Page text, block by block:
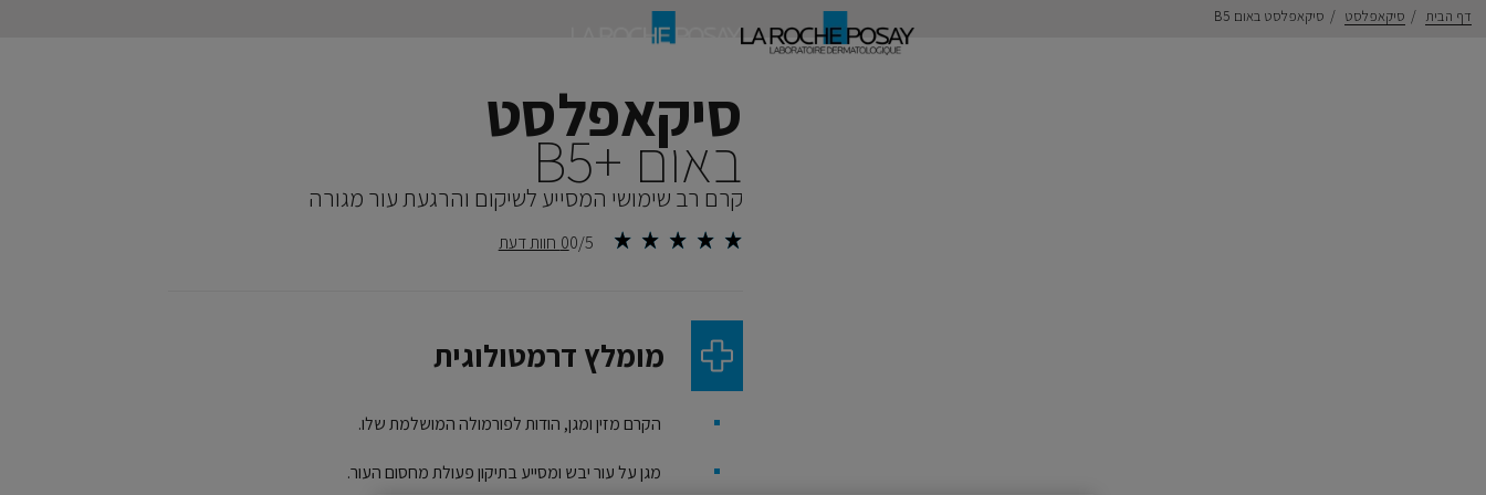
דף הבית סיקאפלסט סיקאפלסט באום B5
סיקאפלסט
באום B5+‎
קרם רב שימושי המסייע לשיקום והרגעת עור מגורה
0/50 חוות דעת
מומלץ דרמטולוגית
הקרם מזין ומגן, הודות לפורמולה המושלמת שלו.
מגן על עור יבש ומסייע בתיקון פעולת מחסום העור.